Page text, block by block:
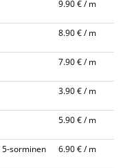
9.90 € / m
8.90 € / m
7.90 € / m
3.90 € / m
5.90 € / m
5-sorminen 6.90 € / m